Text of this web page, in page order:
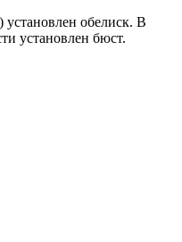
обелиск. В
установлен бюст.